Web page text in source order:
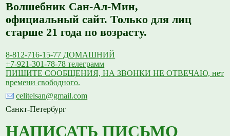
Волшебник Сан-Ал-Мин,
официальный сайт. Только для лиц
старше 21 года по возрасту.
8-812-716-15-77 ДОМАШНИЙ
+7-921-301-78-78 телеграмм
ПИШИТЕ СООБЩЕНИЯ, НА ЗВОНКИ НЕ ОТВЕЧАЮ, нет
времени свободного.
celitelsan@gmail.com
Санкт-Петербург
НАПИСАТЬ ПИСЬМО